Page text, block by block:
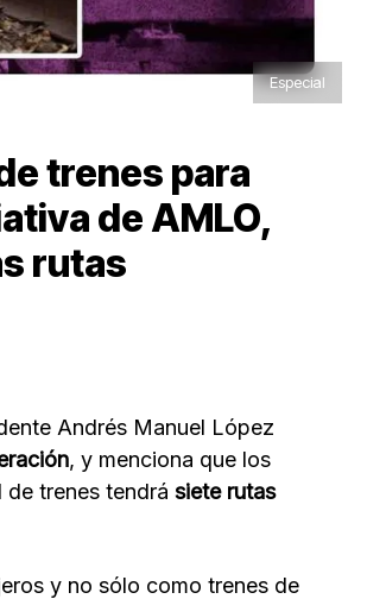
Especial
trenes para
de AMLO,
rutas
Andrés Manuel López
, y menciona que los
de trenes tendrá siete rutas
y no sólo como trenes de